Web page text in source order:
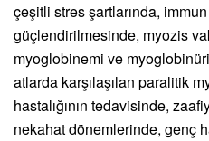
çeşitli stres şartlarında,
güçlendirilmesinde, myozis
myoglobinemi ve myoglobinüri
atlarda karşılaşılan paralitik
hastalığının tedavisinde,
nekahat dönemlerinde, genç